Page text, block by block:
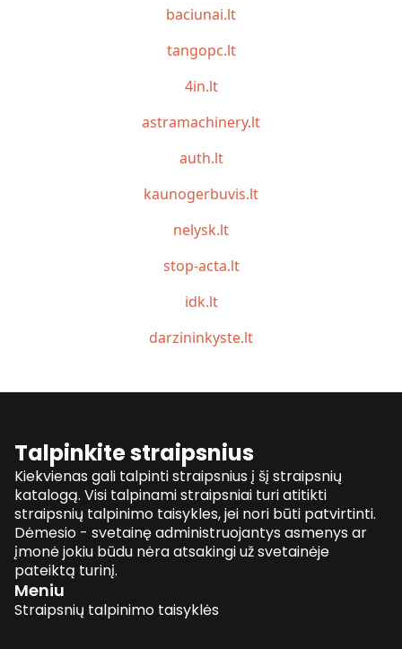
baciunai.lt
tangopc.lt
4in.lt
astramachinery.lt
auth.lt
kaunogerbuvis.lt
nelysk.lt
stop-acta.lt
idk.lt
darzininkyste.lt
Talpinkite straipsnius
Kiekvienas gali talpinti straipsnius į šį straipsnių
katalogą. Visi talpinami straipsniai turi atitikti
straipsnių talpinimo taisykles, jei nori būti patvirtinti.
Dėmesio - svetainę administruojantys asmenys ar
įmonė jokiu būdu nėra atsakingi už svetainėje
pateiktą turinį.
Meniu
Straipsnių talpinimo taisyklės